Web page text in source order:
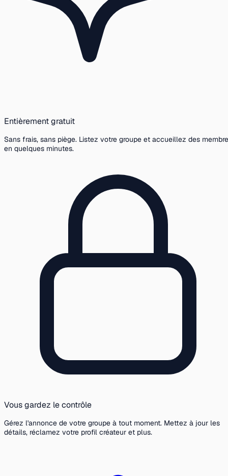
Entièrement gratuit
Sans frais, sans piège. Listez votre groupe et accueillez des
en quelques minutes.
Vous gardez le contrôle
Gérez l'annonce de votre groupe à tout moment. Mettez à jour les
détails, réclamez votre profil créateur et plus.